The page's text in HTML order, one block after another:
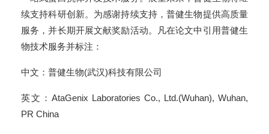
续支持科研创新。为感谢持续支持，普健生物提供高质量
服务，并长期开展文献奖励活动。凡在论文中引用普健生
物技术服务并标注：
中文：普健生物(武汉)科技有限公司
英文：AtaGenix Laboratories Co., Ltd.(Wuhan), Wuhan,
PR China